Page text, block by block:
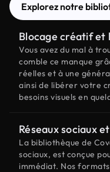
Explorez notre
Blocage créatif et
Vous avez du mal à
comble ce manque
réelles et à une
ainsi de libérer votre
besoins visuels en
Réseaux sociaux
La bibliothèque de
sociaux, est conçue
immédiat. Nos